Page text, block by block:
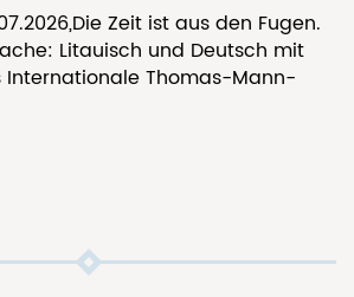
Zeit ist aus den Fugen.
Litauisch und Deutsch mit
Internationale Thomas-Mann-